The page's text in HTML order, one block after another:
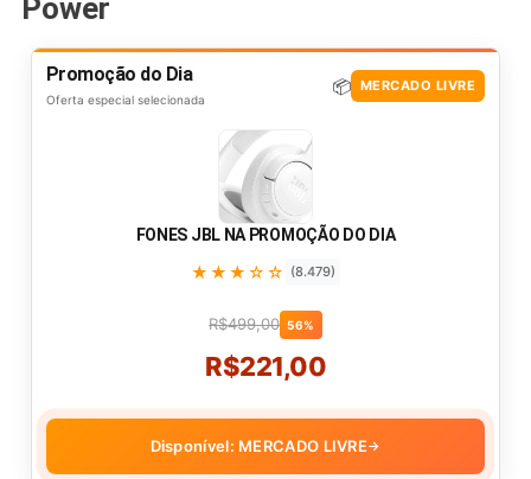
Power
Promoção do Dia
Oferta especial selecionada
📦 MERCADO LIVRE
FONES JBL NA PROMOÇÃO DO DIA
★★★☆☆ (8.479)
R$499,00 56%
R$221,00
Disponível: MERCADO LIVRE→